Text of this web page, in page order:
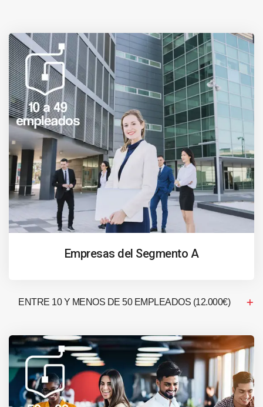
Empresas del Segmento A
ENTRE 10 Y MENOS DE 50 EMPLEADOS (12.000€)